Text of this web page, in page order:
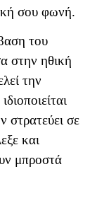
σου φωνή.
του
στην ηθική
την
στρατεύει σε
και
μπροστά